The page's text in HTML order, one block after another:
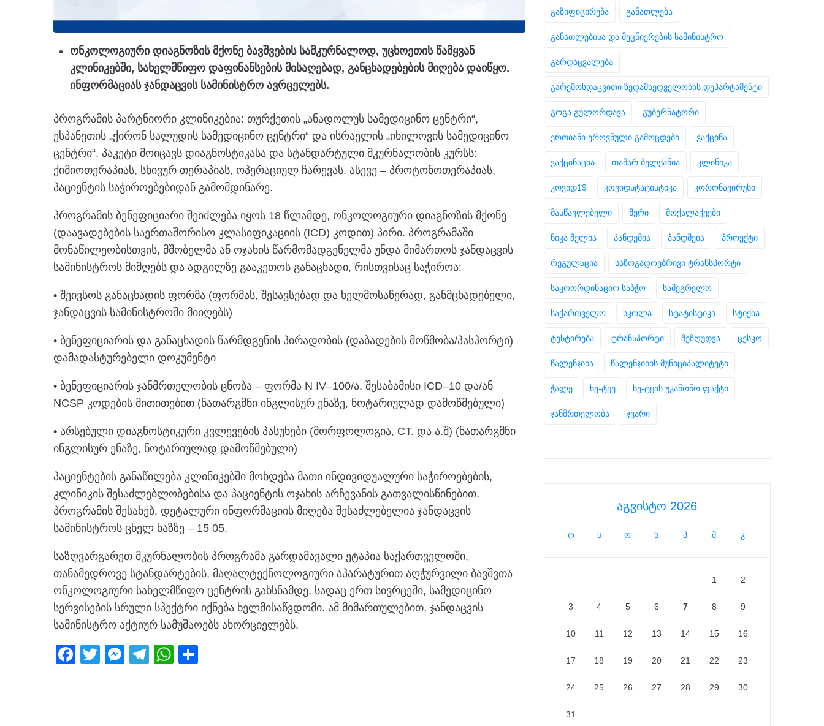
ონკოლოგიური დიაგნოზის მქონე ბავშვების სამკურნალოდ, უცხოეთის წამყვან
კლინიკებში, სახელმწიფო დაფინანსების მისაღებად, განცხადებების მიღება დაიწყო.
ინფორმაციას ჯანდაცვის სამინისტრო ავრცელებს.
პროგრამის პარტნიორი კლინიკებია: თურქეთის „ანადოლუს სამედიცინო ცენტრი“,
ესპანეთის „ქირონ სალუდის სამედიცინო ცენტრი“ და ისრაელის „იხილოვის სამედიცინო
ცენტრი“. პაკეტი მოიცავს დიაგნოსტიკასა და სტანდარტული მკურნალობის კურსს:
ქიმიოთერაპიას, სხივურ თერაპიას, ოპერაციულ ჩარევას. ასევე – პროტონოთერაპიას,
პაციენტის საჭიროებებიდან გამომდინარე.
პროგრამის ბენეფიციარი შეიძლება იყოს 18 წლამდე, ონკოლოგიური დიაგნოზის მქონე
(დაავადებების საერთაშორისო კლასიფიკაციის (ICD) კოდით) პირი. პროგრამაში
მონაწილეობისთვის, მშობელმა ან ოჯახის წარმომადგენელმა უნდა მიმართოს ჯანდაცვის
სამინისტროს მიმღებს და ადგილზე გააკეთოს განაცხადი, რისთვისაც საჭიროა:
• შეივსოს განაცხადის ფორმა (ფორმას, შესავსებად და ხელმოსაწერად, განმცხადებელი,
ჯანდაცვის სამინისტროში მიიღებს)
• ბენეფიციარის და განაცხადის წარმდგენის პირადობის (დაბადების მოწმობა/პასპორტი)
დამადასტურებელი დოკუმენტი
• ბენეფიციარის ჯანმრთელობის ცნობა – ფორმა N IV–100/ა, შესაბამისი ICD–10 და/ან
NCSP კოდების მითითებით (ნათარგმნი ინგლისურ ენაზე, ნოტარიულად დამოწმებული)
• არსებული დიაგნოსტიკური კვლევების პასუხები (მორფოლოგია, CT. და ა.შ) (ნათარგმნი
ინგლისურ ენაზე, ნოტარიულად დამოწმებული)
პაციენტების განაწილება კლინიკებში მოხდება მათი ინდივიდუალური საჭიროებების,
კლინიკის შესაძლებლობებისა და პაციენტის ოჯახის არჩევანის გათვალისწინებით.
პროგრამის შესახებ, დეტალური ინფორმაციის მიღება შესაძლებელია ჯანდაცვის
სამინისტროს ცხელ ხაზზე – 15 05.
საზღვარგარეთ მკურნალობის პროგრამა გარდამავალი ეტაპია საქართველოში,
თანამედროვე სტანდარტების, მაღალტექნოლოგიური აპარატურით აღჭურვილი ბავშვთა
ონკოლოგიური სახელმწიფო ცენტრის გახსნამდე, სადაც ერთ სივრცეში, სამედიცინო
სერვისების სრული სპექტრი იქნება ხელმისაწვდომი. ამ მიმართულებით, ჯანდაცვის
სამინისტრო აქტიურ სამუშაოებს ახორციელებს.
F
T
M
T
W
გაზიფიცირება განათლება
განათლებისა და მეცნიერების სამინისტრო
გარდაცვალება
გარემოსდაცვითი ზედამხედველობის დეპარტამენტი
გოგა გულორდავა გუბერნატორი
ერთიანი ეროვნული გამოცდები ვაქცინა
ვაქცინაცია თამარ ბელქანია კლინიკა
კოვიდ19 კოვიდსტატისტიკა კორონავირუსი
მასწავლებელი მერი მოქალაქეები
ნიკა მელია პანდემია პანდმეია პროექტი
რეგულაცია საზოგადოებრივი ტრანსპორტი
საკოორდინაციო საბჭო სამეგრელო
საქართველო სკოლა სტატისტიკა სტიქია
ტესტირება ტრანსპორტი შეზღუდვა ცესკო
წალენჯიხა წალენჯიხის მუნიციპალიტეტი
ჭალე ხე-ტყე ხე-ტყის უკანონო ფაქტი
ჯანმრთელობა ჯვარი
აგვისტო 2026
ო ს ო ხ პ შ კ
1 2
3 4 5 6 7 8 9
10 11 12 13 14 15 16
17 18 19 20 21 22 23
24 25 26 27 28 29 30
31